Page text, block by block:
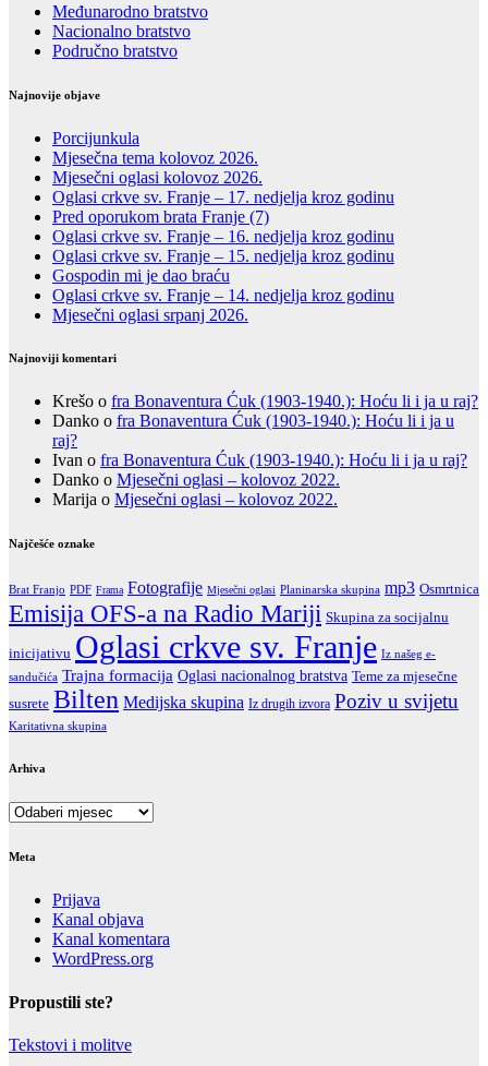
Međunarodno bratstvo
Nacionalno bratstvo
Područno bratstvo
Najnovije objave
Porcijunkula
Mjesečna tema kolovoz 2026.
Mjesečni oglasi kolovoz 2026.
Oglasi crkve sv. Franje – 17. nedjelja kroz godinu
Pred oporukom brata Franje (7)
Oglasi crkve sv. Franje – 16. nedjelja kroz godinu
Oglasi crkve sv. Franje – 15. nedjelja kroz godinu
Gospodin mi je dao braću
Oglasi crkve sv. Franje – 14. nedjelja kroz godinu
Mjesečni oglasi srpanj 2026.
Najnoviji komentari
Krešo o fra Bonaventura Ćuk (1903-1940.): Hoću li i ja u raj?
Danko o fra Bonaventura Ćuk (1903-1940.): Hoću li i ja u
raj?
Ivan o fra Bonaventura Ćuk (1903-1940.): Hoću li i ja u raj?
Danko o Mjesečni oglasi – kolovoz 2022.
Marija o Mjesečni oglasi – kolovoz 2022.
Najčešće oznake
Brat Franjo PDF Frama Fotografije Mjesečni oglasi Planinarska skupina mp3 Osmrtnica
Emisija OFS-a na Radio Mariji Skupina za socijalnu
inicijativu Oglasi crkve sv. Franje Iz našeg e-
sandučića Trajna formacija Oglasi nacionalnog bratstva Teme za mjesečne
susrete Bilten Medijska skupina Iz drugih izvora Poziv u svijetu
Karitativna skupina
Arhiva
Arhiva
Meta
Prijava
Kanal objava
Kanal komentara
WordPress.org
Propustili ste?
Tekstovi i molitve